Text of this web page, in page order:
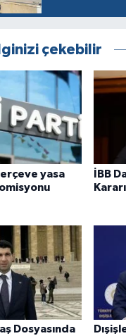
çekebilir
yasa
İBB
Dosyasında